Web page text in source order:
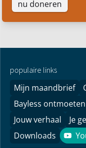
nu doneren
populaire links
Mijn maandbrief
Bayless ontmoeten
Jouw verhaal
Je
Downloads